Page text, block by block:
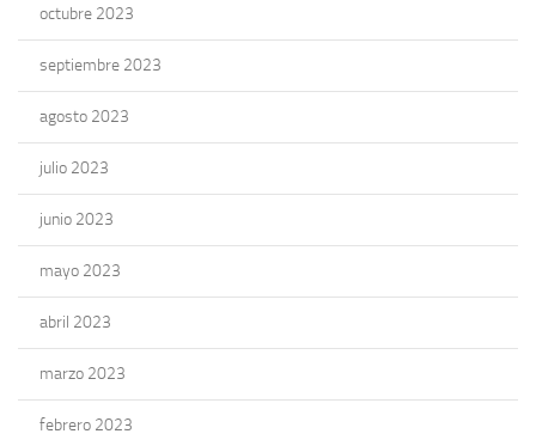
octubre 2023
septiembre 2023
agosto 2023
julio 2023
junio 2023
mayo 2023
abril 2023
marzo 2023
febrero 2023